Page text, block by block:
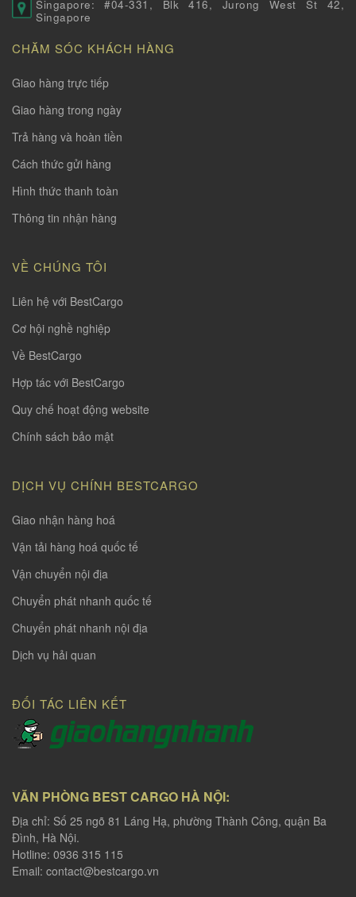
Singapore: #04-331, Blk 416, Jurong West St 42,
Singapore
CHĂM SÓC KHÁCH HÀNG
Giao hàng trực tiếp
Giao hàng trong ngày
Trả hàng và hoàn tiền
Cách thức gửi hàng
Hình thức thanh toàn
Thông tin nhận hàng
VỀ CHÚNG TÔI
Liên hệ với BestCargo
Cơ hội nghề nghiệp
Về BestCargo
Hợp tác với BestCargo
Quy chế hoạt động website
Chính sách bảo mật
DỊCH VỤ CHÍNH BESTCARGO
Giao nhận hàng hoá
Vận tải hàng hoá quốc tế
Vận chuyển nội địa
Chuyển phát nhanh quốc tế
Chuyển phát nhanh nội địa
Dịch vụ hải quan
ĐỐI TÁC LIÊN KẾT
VĂN PHÒNG BEST CARGO HÀ NỘI:
Địa chỉ: Số 25 ngõ 81 Láng Hạ, phường Thành Công, quận Ba
Đình, Hà Nội.
Hotline: 0936 315 115
Email: contact@bestcargo.vn